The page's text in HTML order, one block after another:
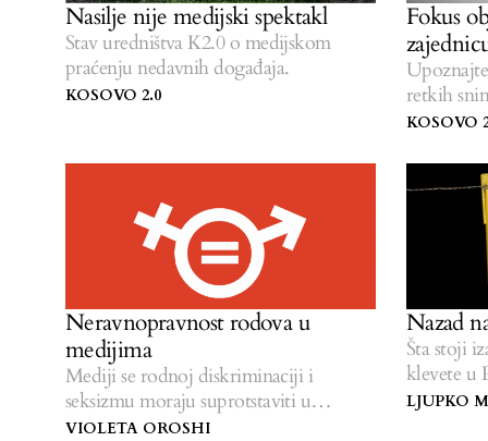
Nasilje nije medijski spektakl
Stav uredništva K2.0 o medijskom
praćenju nedavnih događaja.
KOSOVO 2.0
Fokus
retkih
KOSOVO
Neravnopravnost rodova u
medijima
Mediji se rodnoj diskriminaciji i
seksizmu moraju suprotstaviti u
sopstvenim redovima.
VIOLETA OROSHI
Nazad
Šta stoji
klevete u
LJUPKO